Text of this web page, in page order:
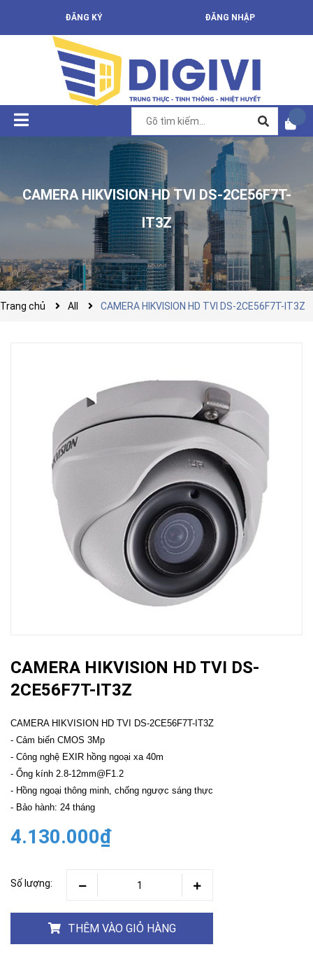
ĐĂNG KÝ ĐĂNG NHẬP
CAMERA HIKVISION HD TVI DS-2CE56F7T-
IT3Z
Trang chủ All CAMERA HIKVISION HD TVI DS-2CE56F7T-IT3Z
CAMERA HIKVISION HD TVI DS-
2CE56F7T-IT3Z
CAMERA HIKVISION HD TVI DS-2CE56F7T-IT3Z
- Cảm biến CMOS 3Mp
- Công nghệ EXIR hồng ngoại xa 40m
- Ống kính 2.8-12mm@F1.2
- Hồng ngoại thông minh, chống ngược sáng thực
- Bảo hành: 24 tháng
4.130.000₫
Số lượng:
THÊM VÀO GIỎ HÀNG